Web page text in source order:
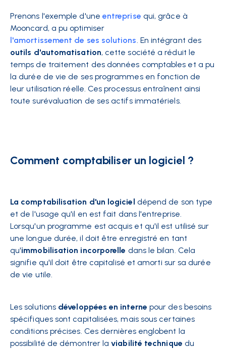
Prenons l'exemple d'une entreprise qui, grâce à
Mooncard, a pu optimiser
l'amortissement de ses solutions. En intégrant des
outils d'automatisation, cette société a réduit le
temps de traitement des données comptables et a pu
la durée de vie de ses programmes en fonction de
leur utilisation réelle. Ces processus entraînent ainsi
toute surévaluation de ses actifs immatériels.
Comment comptabiliser un logiciel ?
La comptabilisation d'un logiciel dépend de son type
et de l'usage qu'il en est fait dans l'entreprise.
Lorsqu'un programme est acquis et qu'il est utilisé sur
une longue durée, il doit être enregistré en tant
qu'immobilisation incorporelle dans le bilan. Cela
signifie qu'il doit être capitalisé et amorti sur sa durée
de vie utile.
Les solutions développées en interne pour des besoins
spécifiques sont capitalisées, mais sous certaines
conditions précises. Ces dernières englobent la
possibilité de démontrer laviabilité technique du